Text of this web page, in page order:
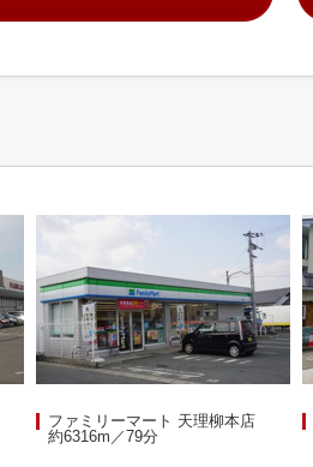
ファミリーマート 天理柳本店
約6316m／79分